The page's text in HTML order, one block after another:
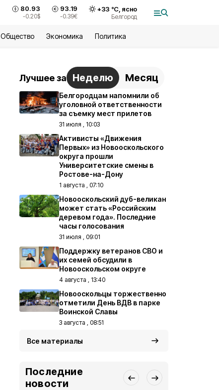
80.93
-0.20$
93.19
-0.39€
+33 °С, ясно
Белгород
Общество Экономика Политика
Лучшее за Неделю Месяц
Белгородцам напомнили об
уголовной ответственности
за съемку мест прилетов
31 июля , 10:03
Активисты «Движения
Первых» из Новооскольского
округа прошли
Университетские смены в
Ростове-на-Дону
1 августа , 07:10
Новооскольский дуб-великан
может стать «Российским
деревом года». Последние
часы голосования
31 июля , 09:01
Поддержку ветеранов СВО и
их семей обсудили в
Новооскольском округе
4 августа , 13:40
Новооскольцы торжественно
отметили День ВДВ в парке
Воинской Славы
3 августа , 08:51
Все материалы
Последние
новости